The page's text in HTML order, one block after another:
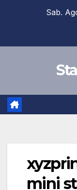
Sab.
mini